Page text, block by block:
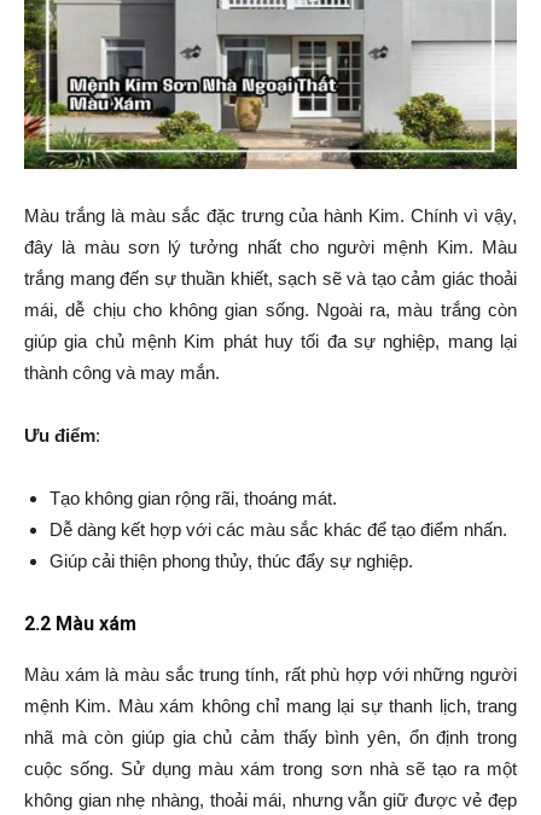
Màu trắng là màu sắc đặc trưng của hành Kim. Chính vì vậy,
đây là màu sơn lý tưởng nhất cho người mệnh Kim. Màu
trắng mang đến sự thuần khiết, sạch sẽ và tạo cảm giác thoải
mái, dễ chịu cho không gian sống. Ngoài ra, màu trắng còn
giúp gia chủ mệnh Kim phát huy tối đa sự nghiệp, mang lại
thành công và may mắn.
Ưu điểm:
Tạo không gian rộng rãi, thoáng mát.
Dễ dàng kết hợp với các màu sắc khác để tạo điểm nhấn.
Giúp cải thiện phong thủy, thúc đẩy sự nghiệp.
2.2 Màu xám
Màu xám là màu sắc trung tính, rất phù hợp với những người
mệnh Kim. Màu xám không chỉ mang lại sự thanh lịch, trang
nhã mà còn giúp gia chủ cảm thấy bình yên, ổn định trong
cuộc sống. Sử dụng màu xám trong sơn nhà sẽ tạo ra một
không gian nhẹ nhàng, thoải mái, nhưng vẫn giữ được vẻ đẹp